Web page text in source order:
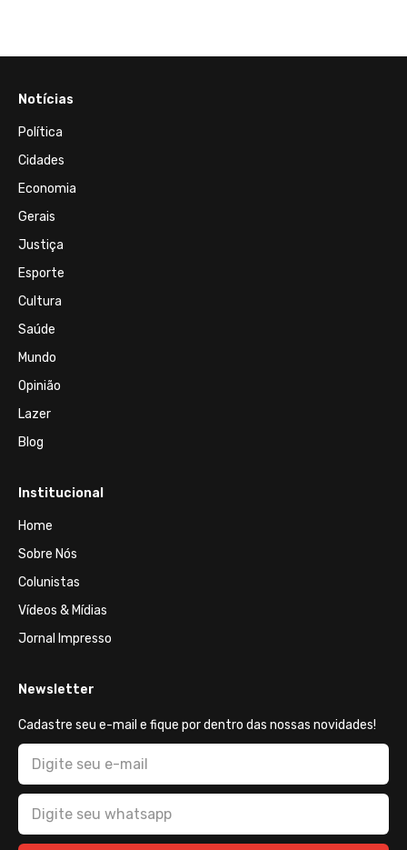
Notícias
Política
Cidades
Economia
Gerais
Justiça
Esporte
Cultura
Saúde
Mundo
Opinião
Lazer
Blog
Institucional
Home
Sobre Nós
Colunistas
Vídeos & Mídias
Jornal Impresso
Newsletter
Cadastre seu e-mail e fique por dentro das nossas novidades!